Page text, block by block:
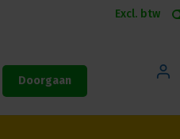
Excl. btw
Doorgaan